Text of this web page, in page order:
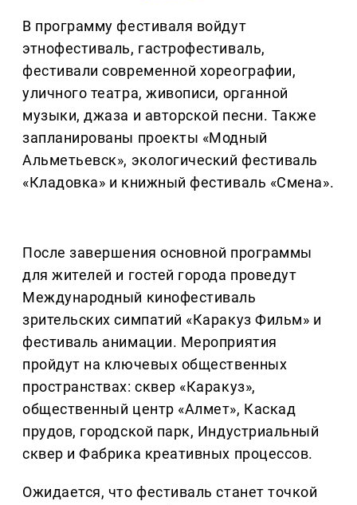
В программу фестиваля войдут
этнофестиваль, гастрофестиваль,
фестивали современной хореографии,
уличного театра, живописи, органной
музыки, джаза и авторской песни. Также
запланированы проекты «Модный
Альметьевск», экологический фестиваль
«Кладовка» и книжный фестиваль «Смена».
После завершения основной программы
для жителей и гостей города проведут
Международный кинофестиваль
зрительских симпатий «Каракуз Фильм» и
фестиваль анимации. Мероприятия
пройдут на ключевых общественных
пространствах: сквер «Каракуз»,
общественный центр «Алмет», Каскад
прудов, городской парк, Индустриальный
сквер и Фабрика креативных процессов.
Ожидается, что фестиваль станет точкой